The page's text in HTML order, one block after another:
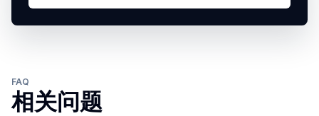
FAQ
相关问题